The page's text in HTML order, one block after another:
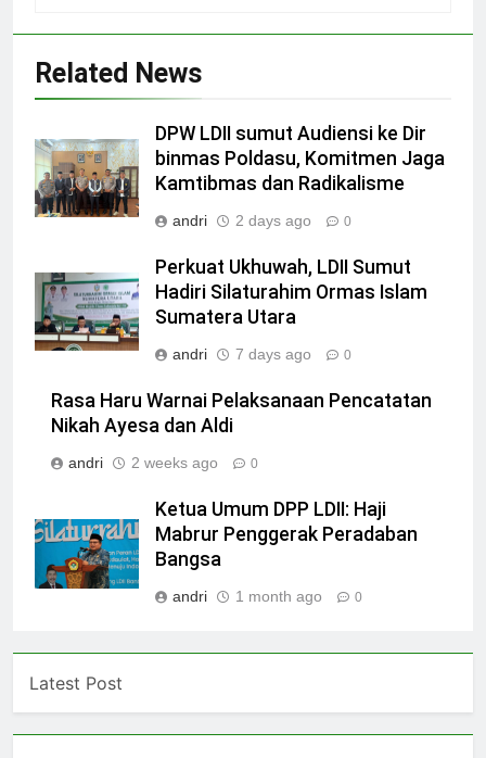
Related News
DPW LDII sumut Audiensi ke Dir
binmas Poldasu, Komitmen Jaga
Kamtibmas dan Radikalisme
andri 2 days ago 0
Perkuat Ukhuwah, LDII Sumut
Hadiri Silaturahim Ormas Islam
Sumatera Utara
andri 7 days ago 0
Rasa Haru Warnai Pelaksanaan Pencatatan
Nikah Ayesa dan Aldi
andri 2 weeks ago 0
Ketua Umum DPP LDII: Haji
Mabrur Penggerak Peradaban
Bangsa
andri 1 month ago 0
Latest Post